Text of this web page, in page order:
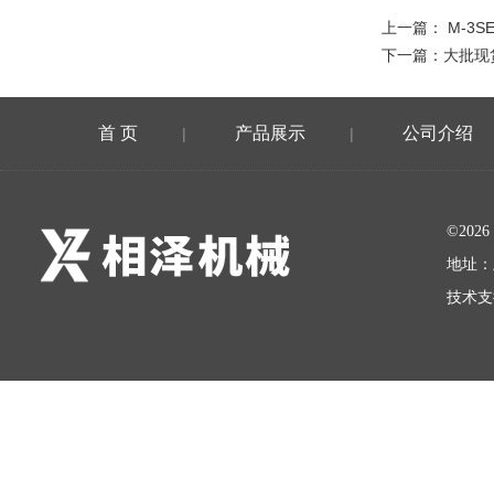
上一篇： M-
下一篇： 大批现
首 页 | 产品展示 | 公司介绍
地址
技术